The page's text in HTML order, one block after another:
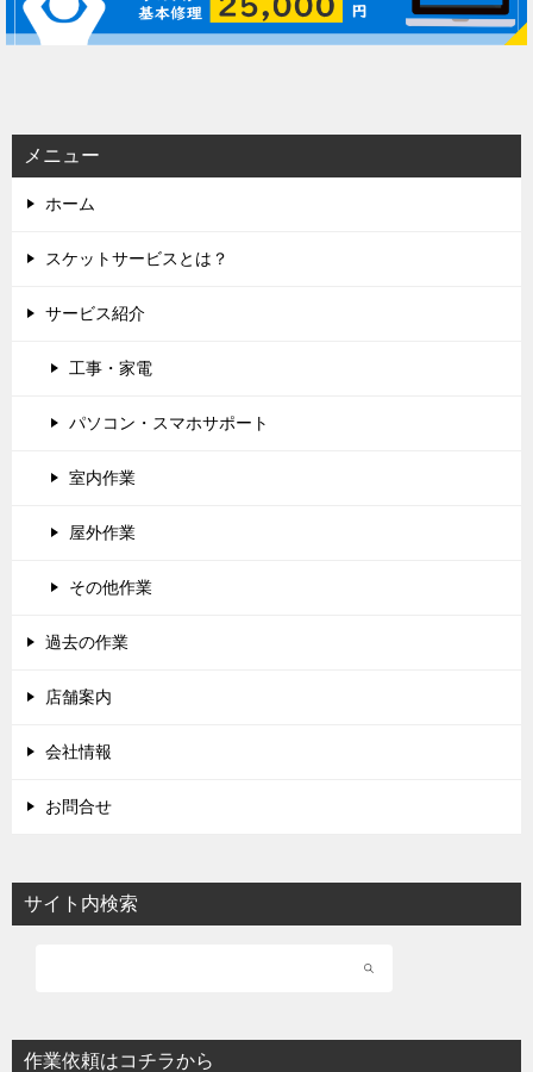
ー
ンメニュー
ホーム
スケットサービスとは？
サービス紹介
工事・家電
パソコン・スマホサポート
室内作業
屋外作業
その他作業
過去の作業
店舗案内
会社情報
お問合せ
サイト内検索
作業依頼はコチラから